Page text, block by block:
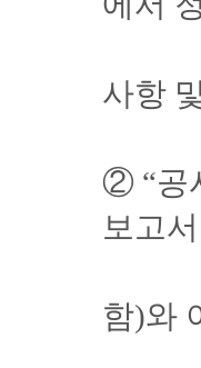
사항
② “공
보고
함)와